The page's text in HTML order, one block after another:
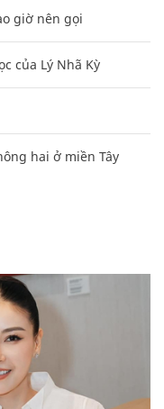
giờ nên gọi
của Lý Nhã Kỳ
hai ở miền Tây